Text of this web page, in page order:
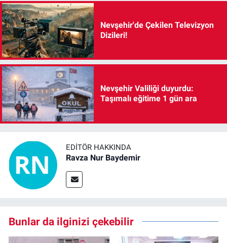
Nevşehir'de Çekilen Televizyon
Dizileri!
Nevşehir Valiliği duyurdu:
Taşımalı eğitime 1 gün ara
EDITÖR HAKKINDA
Ravza Nur Baydemir
Bunlar da ilginizi çekebilir